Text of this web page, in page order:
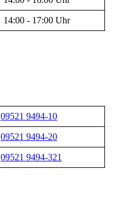
14:00 - 17:00 Uhr
09521 9494-10
09521 9494-20
09521 9494-321